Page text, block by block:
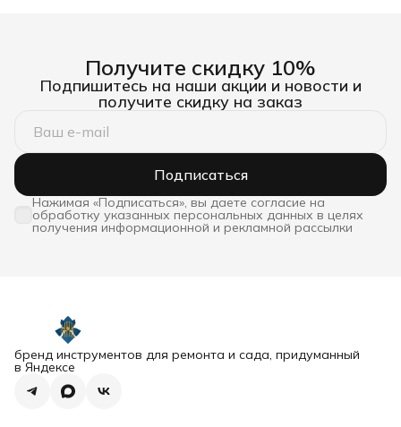
Получите скидку 10%
Подпишитесь на наши акции и новости и
получите скидку на заказ
Подписаться
Нажимая «Подписаться», вы даете согласие на
обработку указанных персональных данных в целях
получения информационной и рекламной рассылки
бренд инструментов для ремонта и сада, придуманный
в Яндексе